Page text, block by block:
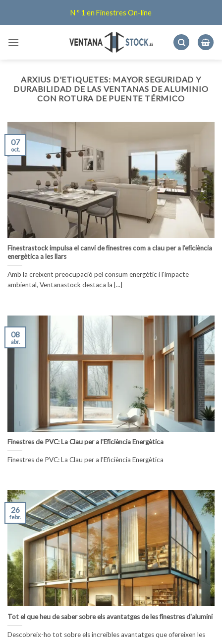
N º 1 en Finestres On-line
ARXIUS D'ETIQUETES: MAYOR SEGURIDAD Y
DURABILIDAD DE LAS VENTANAS DE ALUMINIO
CON ROTURA DE PUENTE TÉRMICO
Finestrastock impulsa el canvi de finestres com a clau per a l'eficiència
energètica a les llars
Amb la creixent preocupació pel consum energètic i l'impacte
ambiental, Ventanastock destaca la [...]
07
oct.
Finestres de PVC: La Clau per a l'Eficiència Energètica
Finestres de PVC: La Clau per a l'Eficiència Energètica
08
abr.
Tot el que heu de saber sobre els avantatges de les finestres d'alumini
Descobreix-ho tot sobre els increïbles avantatges que ofereixen les
26
febr.